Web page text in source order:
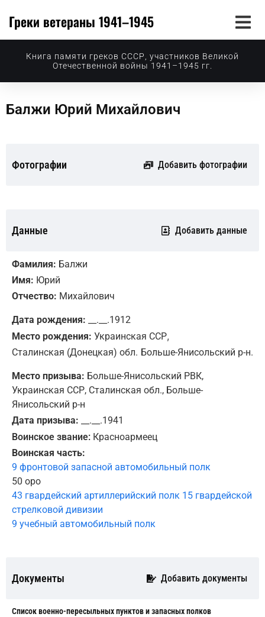
Греки ветераны 1941–1945
Книга памяти греков СССР, участников Великой
Отечественной войны 1941–1945 гг.
Балжи Юрий Михайлович
Фотографии Добавить фотографии
Данные Добавить данные
Фамилия: Балжи
Имя: Юрий
Отчество: Михайлович
Дата рождения: __.__.1912
Место рождения: Украинская ССР,
Сталинская (Донецкая) обл. Больше-Янисольский р-н.
Место призыва: Больше-Янисольский РВК,
Украинская ССР, Сталинская обл., Больше-
Янисольский р-н
Дата призыва: __.__.1941
Воинское звание: Красноармеец
Воинская часть:
9 фронтовой запасной автомобильный полк
50 оро
43 гвардейский артиллерийский полк 15 гвардейской
стрелковой дивизии
9 учебный автомобильный полк
Документы Добавить документы
Cписок военно-пересыльных пунктов и запасных полков